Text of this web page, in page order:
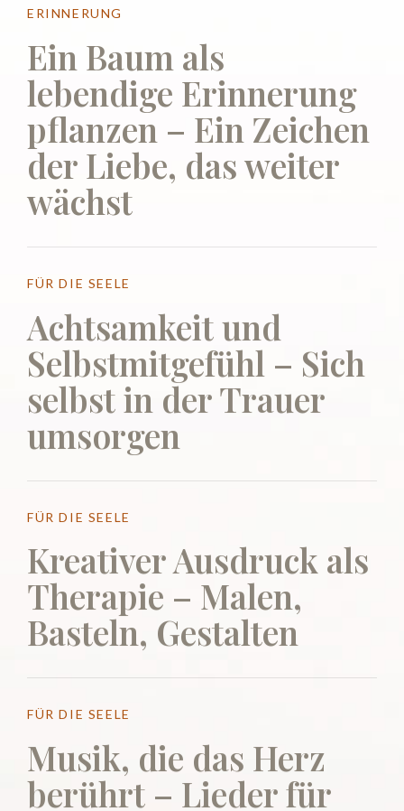
ERINNERUNG
Ein Baum als
lebendige Erinnerung
pflanzen – Ein Zeichen
der Liebe, das weiter
wächst
FÜR DIE SEELE
Achtsamkeit und
Selbstmitgefühl – Sich
selbst in der Trauer
umsorgen
FÜR DIE SEELE
Kreativer Ausdruck als
Therapie – Malen,
Basteln, Gestalten
FÜR DIE SEELE
Musik, die das Herz
berührt – Lieder für